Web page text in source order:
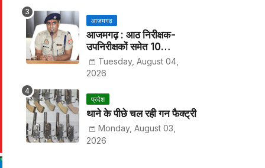
आजमगढ़
आजमगढ़ : आठ निरीक्षक-
उपनिरीक्षकों समेत 10
अधिकारियों के तबादले
Tuesday, August 04,
2026
प्रदेश
थाने के पीछे चल रही गन फैक्ट्री
Monday, August 03,
2026